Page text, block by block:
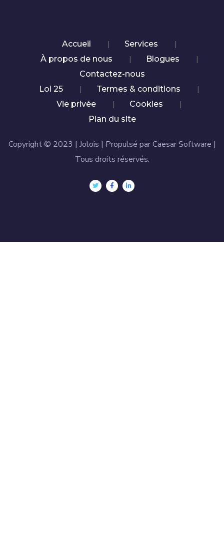
Accueil | Services |
À propos de nous | Blogues |
Contactez-nous
Loi 25
| Termes & conditions |
Vie privée | Cookies |
Plan du site
Copyright © 2023 | Jolois | Propulsé par Caesar Software |
Tous droits réservés.